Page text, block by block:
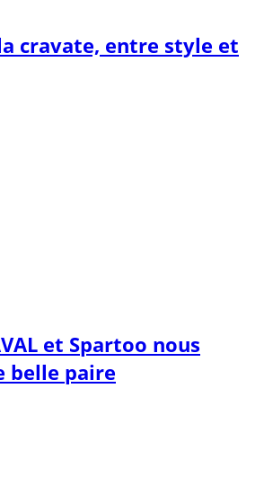
cravate, entre style et
et Spartoo nous
belle paire